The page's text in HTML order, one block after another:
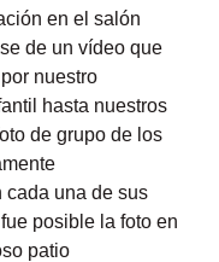
en el salón
de un vídeo que
nuestro
hasta nuestros
de grupo de los
cada una de sus
posible la foto en
patio